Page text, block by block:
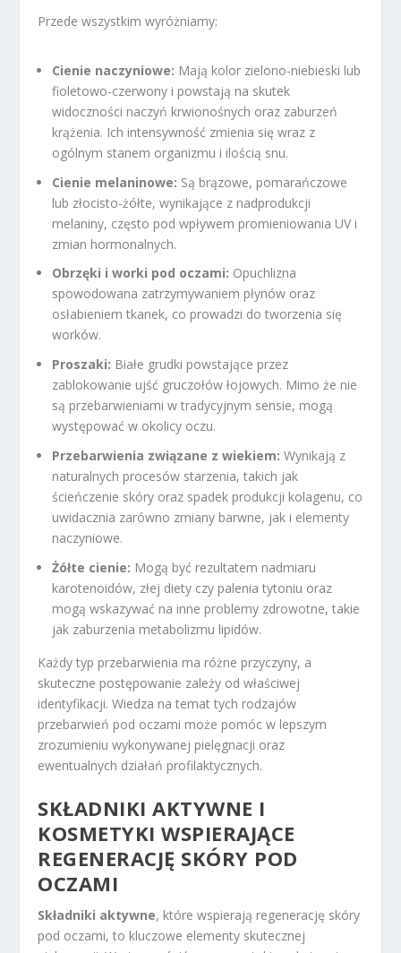
Przede wszystkim wyróżniamy:
Cienie naczyniowe: Mają kolor zielono-niebieski lub
fioletowo-czerwony i powstają na skutek
widoczności naczyń krwionośnych oraz zaburzeń
krążenia. Ich intensywność zmienia się wraz z
ogólnym stanem organizmu i ilością snu.
Cienie melaninowe: Są brązowe, pomarańczowe
lub złocisto-żółte, wynikające z nadprodukcji
melaniny, często pod wpływem promieniowania UV i
zmian hormonalnych.
Obrzęki i worki pod oczami: Opuchlizna
spowodowana zatrzymywaniem płynów oraz
osłabieniem tkanek, co prowadzi do tworzenia się
worków.
Proszaki: Białe grudki powstające przez
zablokowanie ujść gruczołów łojowych. Mimo że nie
są przebarwieniami w tradycyjnym sensie, mogą
występować w okolicy oczu.
Przebarwienia związane z wiekiem: Wynikają z
naturalnych procesów starzenia, takich jak
ścieńczenie skóry oraz spadek produkcji kolagenu, co
uwidacznia zarówno zmiany barwne, jak i elementy
naczyniowe.
Żółte cienie: Mogą być rezultatem nadmiaru
karotenoidów, złej diety czy palenia tytoniu oraz
mogą wskazywać na inne problemy zdrowotne, takie
jak zaburzenia metabolizmu lipidów.
Każdy typ przebarwienia ma różne przyczyny, a
skuteczne postępowanie zależy od właściwej
identyfikacji. Wiedza na temat tych rodzajów
przebarwień pod oczami może pomóc w lepszym
zrozumieniu wykonywanej pielęgnacji oraz
ewentualnych działań profilaktycznych.
SKŁADNIKI AKTYWNE I
KOSMETYKI WSPIERAJĄCE
REGENERACJĘ SKÓRY POD
OCZAMI
Składniki aktywne, które wspierają regenerację skóry
pod oczami, to kluczowe elementy skutecznej